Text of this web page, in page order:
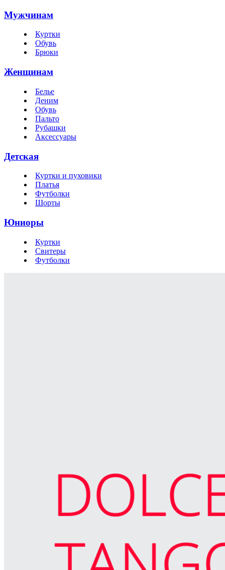
Мужчинам
Куртки
Обувь
Брюки
Женщинам
Белье
Деним
Обувь
Пальто
Рубашки
Аксессуары
Детская
Куртки и пуховики
Платья
Футболки
Шорты
Юниоры
Куртки
Свитеры
Футболки